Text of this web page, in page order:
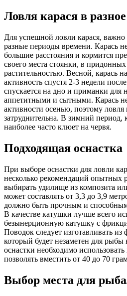
Ловля карася в
Для успешной ловли карася, важно
разные периоды времени. Карась
большие расстояния и кормится
своего места стоянки, в
растительностью. Весной, карась
активность спустя 2-3 недели
спускается на дно и приманки для
аппетитными и сытными. Карась
активности осенью, поэтому ловля
затруднительна. В зимний период,
наиболее часто клюет на червя.
Подходящая оснастка
При выборе оснастки для ловли
несколько рекомендаций опытных
выбирать удилище из композита
может составлять от 3,3 до 3,9
должно быть прочным и способным
В качестве катушки лучше всего
безынерционную катушку с
Поводок следует изготавливать
который будет незаметен для рыбы
оснастки необходимо
позволять вместить от 40 до 70
Выбор места для